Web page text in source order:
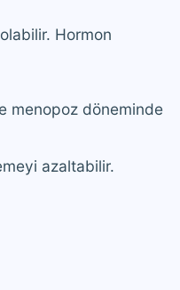
Hormon
menopoz döneminde
azaltabilir.